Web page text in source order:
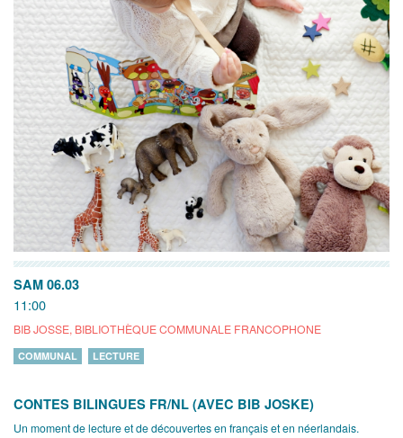
SAM 06.03
11:00
BIB JOSSE, BIBLIOTHÈQUE COMMUNALE FRANCOPHONE
COMMUNAL LECTURE
CONTES BILINGUES FR/NL (AVEC BIB JOSKE)
Un moment de lecture et de découvertes en français et en néerlandais.